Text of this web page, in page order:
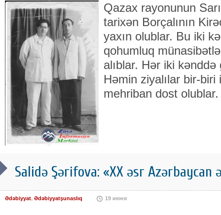
Qazax rayonunun
tarixən Borçalının
yaxın olublar. Bu iki
qohumluq
alıblar. Hər iki
Həmin ziyalılar bir-biri
mehriban dost olublar.
Salidə Şərifova: «XX əsr Azərbaycan
Ədəbiyyat, Ədəbiyyatşunaslıq 19 июня